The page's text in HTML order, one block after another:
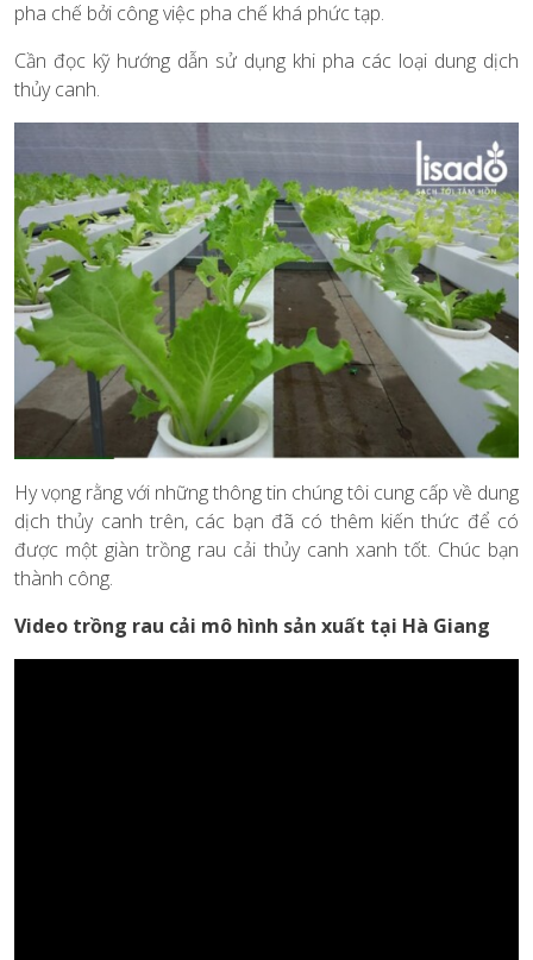
pha chế bởi công việc pha chế khá phức tạp.
Cần đọc kỹ hướng dẫn sử dụng khi pha các loại dung dịch
thủy canh.
Hy vọng rằng với những thông tin chúng tôi cung cấp về dung
dịch thủy canh trên, các bạn đã có thêm kiến thức để có
được một giàn trồng rau cải thủy canh xanh tốt. Chúc bạn
thành công.
Video trồng rau cải mô hình sản xuất tại Hà Giang